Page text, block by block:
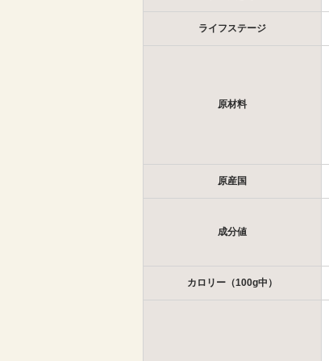
ライフステージ
原材料
原産国
成分値
カロリー（100g中）